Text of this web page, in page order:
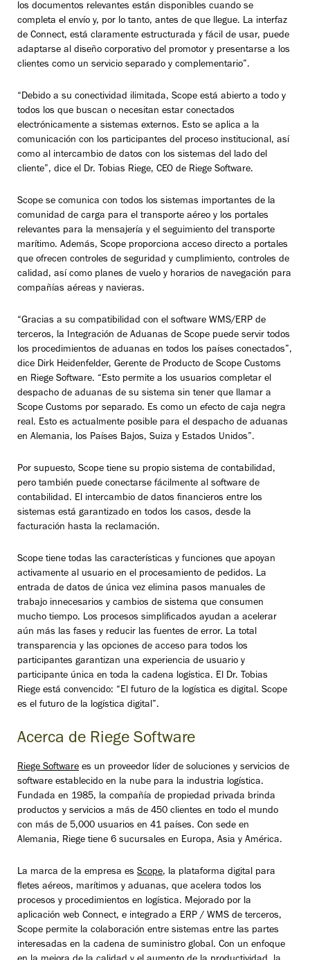
los documentos relevantes están disponibles cuando se
completa el envío y, por lo tanto, antes de que llegue. La interfaz
de Connect, está claramente estructurada y fácil de usar, puede
adaptarse al diseño corporativo del promotor y presentarse a los
clientes como un servicio separado y complementario”.
“Debido a su conectividad ilimitada, Scope está abierto a todo y
todos los que buscan o necesitan estar conectados
electrónicamente a sistemas externos. Esto se aplica a la
comunicación con los participantes del proceso institucional, así
como al intercambio de datos con los sistemas del lado del
cliente”, dice el Dr. Tobias Riege, CEO de Riege Software.
Scope se comunica con todos los sistemas importantes de la
comunidad de carga para el transporte aéreo y los portales
relevantes para la mensajería y el seguimiento del transporte
marítimo. Además, Scope proporciona acceso directo a portales
que ofrecen controles de seguridad y cumplimiento, controles de
calidad, así como planes de vuelo y horarios de navegación para
compañías aéreas y navieras.
“Gracias a su compatibilidad con el software WMS/ERP de
terceros, la Integración de Aduanas de Scope puede servir todos
los procedimientos de aduanas en todos los países conectados”,
dice Dirk Heidenfelder, Gerente de Producto de Scope Customs
en Riege Software. “Esto permite a los usuarios completar el
despacho de aduanas de su sistema sin tener que llamar a
Scope Customs por separado. Es como un efecto de caja negra
real. Esto es actualmente posible para el despacho de aduanas
en Alemania, los Países Bajos, Suiza y Estados Unidos”.
Por supuesto, Scope tiene su propio sistema de contabilidad,
pero también puede conectarse fácilmente al software de
contabilidad. El intercambio de datos financieros entre los
sistemas está garantizado en todos los casos, desde la
facturación hasta la reclamación.
Scope tiene todas las características y funciones que apoyan
activamente al usuario en el procesamiento de pedidos. La
entrada de datos de única vez elimina pasos manuales de
trabajo innecesarios y cambios de sistema que consumen
mucho tiempo. Los procesos simplificados ayudan a acelerar
aún más las fases y reducir las fuentes de error. La total
transparencia y las opciones de acceso para todos los
participantes garantizan una experiencia de usuario y
participante única en toda la cadena logística. El Dr. Tobias
Riege está convencido: “El futuro de la logística es digital. Scope
es el futuro de la logística digital”.
Acerca de Riege Software
Riege Software es un proveedor líder de soluciones y servicios de
software establecido en la nube para la industria logística.
Fundada en 1985, la compañía de propiedad privada brinda
productos y servicios a más de 450 clientes en todo el mundo
con más de 5,000 usuarios en 41 países. Con sede en
Alemania, Riege tiene 6 sucursales en Europa, Asia y América.
La marca de la empresa es Scope, la plataforma digital para
fletes aéreos, marítimos y aduanas, que acelera todos los
procesos y procedimientos en logística. Mejorado por la
aplicación web Connect, e integrado a ERP / WMS de terceros,
Scope permite la colaboración entre sistemas entre las partes
interesadas en la cadena de suministro global. Con un enfoque